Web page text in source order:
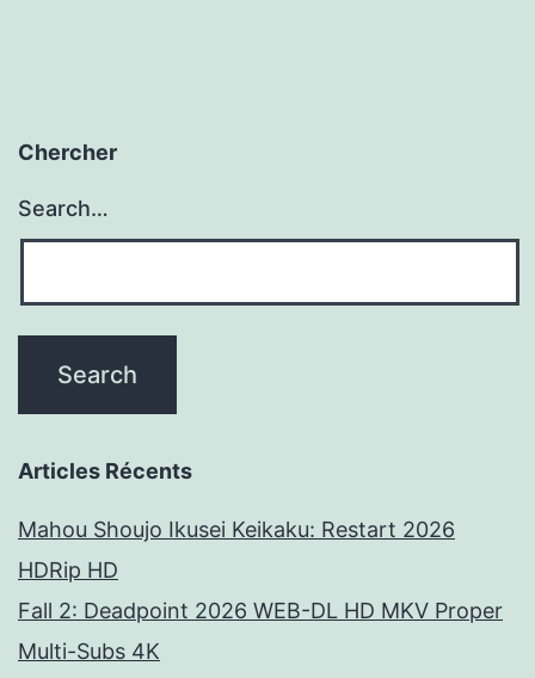
Chercher
Search…
Articles Récents
Mahou Shoujo Ikusei Keikaku: Restart 2026
HDRip HD
Fall 2: Deadpoint 2026 WEB-DL HD MKV Proper
Multi-Subs 4K